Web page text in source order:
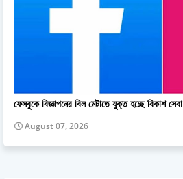
ফেসবুকে বিজ্ঞাপনের বিল মেটাতে যুক্ত হচ্ছে বিকাশ সেবা
August 07, 2026